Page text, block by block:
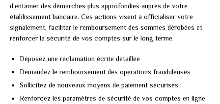
d’entamer des démarches plus approfondies auprès de votre
établissement bancaire. Ces actions visent à officialiser votre
signalement, faciliter le remboursement des sommes dérobées et
renforcer la sécurité de vos comptes sur le long terme.
Déposez une réclamation écrite détaillée
Demandez le remboursement des opérations frauduleuses
Sollicitez de nouveaux moyens de paiement sécurisés
Renforcez les paramètres de sécurité de vos comptes en ligne